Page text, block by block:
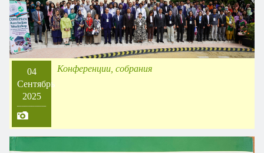
04
Сентябрь
2025
Конференции, собрания